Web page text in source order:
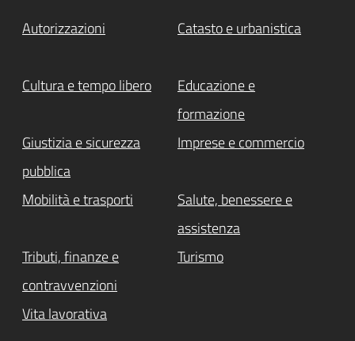
Autorizzazioni Catasto e urbanistica
Cultura e tempo libero
Educazione e
formazione
Giustizia e sicurezza
pubblica
Imprese e commercio
Mobilità e trasporti
Salute, benessere e
assistenza
Tributi, finanze e
contravvenzioni
Turismo
Vita lavorativa